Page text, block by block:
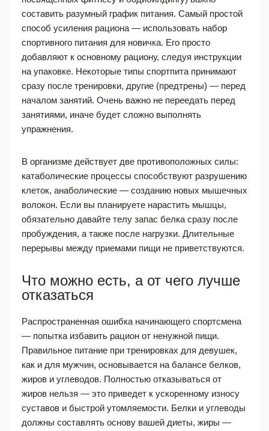
составить разумный график питания. Самый простой
способ усиления рациона — использовать набор
спортивного питания для новичка. Его просто
добавляют к основному рациону, следуя инструкции
на упаковке. Некоторые типы спортпита принимают
сразу после тренировки, другие (предтрены) — перед
началом занятий. Очень важно не переедать перед
занятиями, иначе будет сложно выполнять
упражнения.
В организме действует две противоположных силы:
катаболические процессы способствуют разрушению
клеток, анаболические — созданию новых мышечных
волокон. Если вы планируете нарастить мышцы,
обязательно давайте телу запас белка сразу после
пробуждения, а также после нагрузки. Длительные
перерывы между приемами пищи не приветствуются.
Что можно есть, а от чего лучше
отказаться
Распространенная ошибка начинающего спортсмена
— попытка избавить рацион от ненужной пищи.
Правильное питание при тренировках для девушек,
как и для мужчин, основывается на балансе белков,
жиров и углеводов. Полностью отказываться от
жиров нельзя — это приведет к ускоренному износу
суставов и быстрой утомляемости. Белки и углеводы
должны составлять основу вашей диеты, жиры —